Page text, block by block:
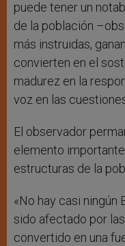
puede tener un
de la población
más instruidas,
convierten en el
madurez en la
voz en las
El observador
elemento
estructuras de la
«No hay casi ningún
sido afectado por
convertido en una